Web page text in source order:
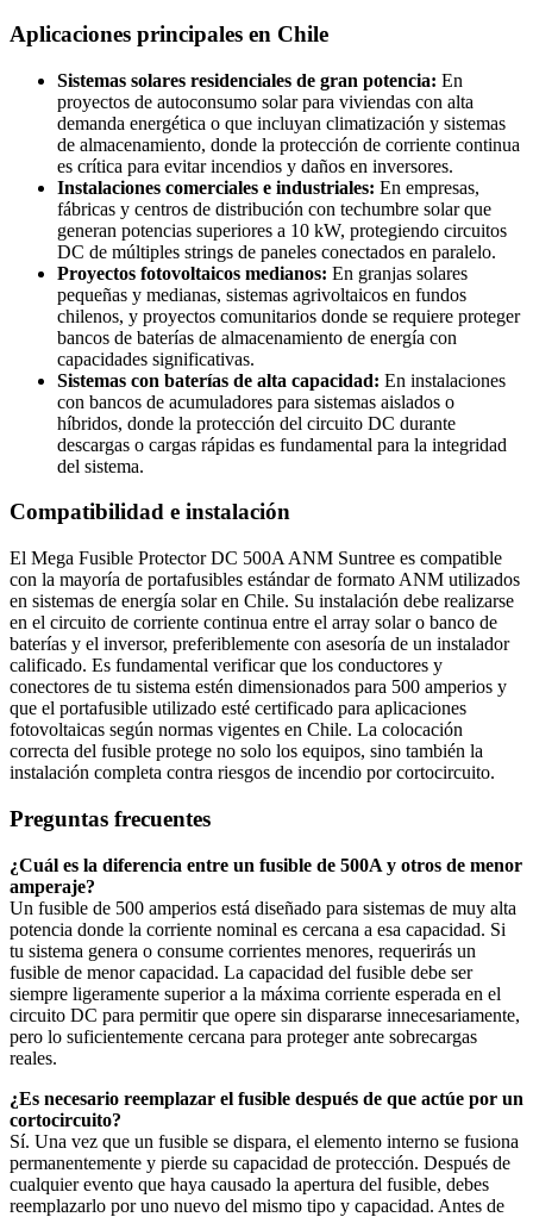
Aplicaciones principales en Chile
Sistemas solares residenciales de gran potencia: En
proyectos de autoconsumo solar para viviendas con alta
demanda energética o que incluyan climatización y sistemas
de almacenamiento, donde la protección de corriente continua
es crítica para evitar incendios y daños en inversores.
Instalaciones comerciales e industriales: En empresas,
fábricas y centros de distribución con techumbre solar que
generan potencias superiores a 10 kW, protegiendo circuitos
DC de múltiples strings de paneles conectados en paralelo.
Proyectos fotovoltaicos medianos: En granjas solares
pequeñas y medianas, sistemas agrivoltaicos en fundos
chilenos, y proyectos comunitarios donde se requiere proteger
bancos de baterías de almacenamiento de energía con
capacidades significativas.
Sistemas con baterías de alta capacidad: En instalaciones
con bancos de acumuladores para sistemas aislados o
híbridos, donde la protección del circuito DC durante
descargas o cargas rápidas es fundamental para la integridad
del sistema.
Compatibilidad e instalación
El Mega Fusible Protector DC 500A ANM Suntree es compatible
con la mayoría de portafusibles estándar de formato ANM utilizados
en sistemas de energía solar en Chile. Su instalación debe realizarse
en el circuito de corriente continua entre el array solar o banco de
baterías y el inversor, preferiblemente con asesoría de un instalador
calificado. Es fundamental verificar que los conductores y
conectores de tu sistema estén dimensionados para 500 amperios y
que el portafusible utilizado esté certificado para aplicaciones
fotovoltaicas según normas vigentes en Chile. La colocación
correcta del fusible protege no solo los equipos, sino también la
instalación completa contra riesgos de incendio por cortocircuito.
Preguntas frecuentes
¿Cuál es la diferencia entre un fusible de 500A y otros de menor
amperaje?
Un fusible de 500 amperios está diseñado para sistemas de muy alta
potencia donde la corriente nominal es cercana a esa capacidad. Si
tu sistema genera o consume corrientes menores, requerirás un
fusible de menor capacidad. La capacidad del fusible debe ser
siempre ligeramente superior a la máxima corriente esperada en el
circuito DC para permitir que opere sin dispararse innecesariamente,
pero lo suficientemente cercana para proteger ante sobrecargas
reales.
¿Es necesario reemplazar el fusible después de que actúe por un
cortocircuito?
Sí. Una vez que un fusible se dispara, el elemento interno se fusiona
permanentemente y pierde su capacidad de protección. Después de
cualquier evento que haya causado la apertura del fusible, debes
reemplazarlo por uno nuevo del mismo tipo y capacidad. Antes de